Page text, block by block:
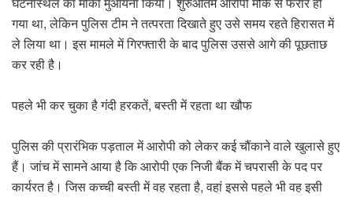
गया था, लेकिन पुलिस टीम ने तत्परता दिखाते हुए उसे समय रहते हिरासत में
ले लिया था। इस मामले में गिरफ्तारी के बाद पुलिस उससे आगे की पूछताछ
कर रही है।
पहले भी कर चुका है गंदी हरकतें, बस्ती में रहता था खौफ
पुलिस की प्रारंभिक पड़ताल में आरोपी को लेकर कई चौंकाने वाले खुलासे हुए
हैं। जांच में सामने आया है कि आरोपी एक निजी बैंक में चपरासी के पद पर
कार्यरत है। जिस कच्ची बस्ती में वह रहता है, वहां इससे पहले भी वह इसी